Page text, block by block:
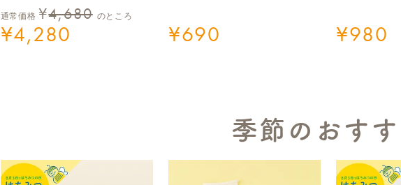
通常価格 ¥4,680 のところ
¥4,280 ¥690 ¥980
季節のおす